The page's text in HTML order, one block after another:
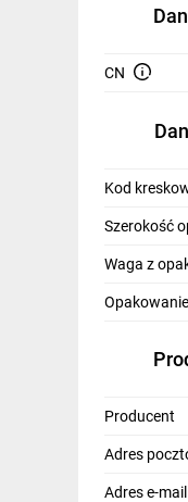
CN
Kod
Szerokość
Waga z
Producent
Adres
Adres e-mail